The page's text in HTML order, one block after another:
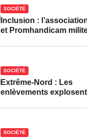
SOCIÉTÉ
Inclusion :
et Promhandicam
SOCIÉTÉ
Extrême-Nord : Les
enlèvements
SOCIÉTÉ